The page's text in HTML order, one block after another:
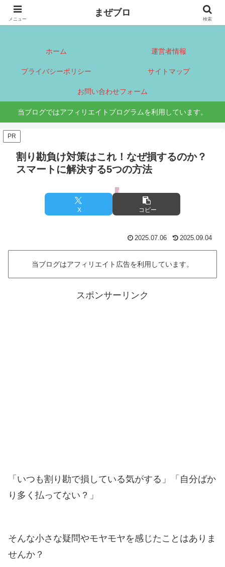
まぜブロ
ホーム 運営者情報
プライバシーポリシー サイトマップ
お問い合わせフォーム
当ブログではアフィリエイトプログラムを利用しています。
PR
割り勘負け対策はこれ！なぜ損するのか？
スマートに解決する5つの方法
暮らし
X コピー
2025.07.06 2025.09.04
当ブログはアフィリエイト広告を利用しています。
スポンサーリンク
「いつも割り勘で損している気がする」「自分ばか
り多く払ってない？」
そんな小さな疑問やモヤモヤを感じたことはありま
せんか？
メニュー
まぜブロ
検索